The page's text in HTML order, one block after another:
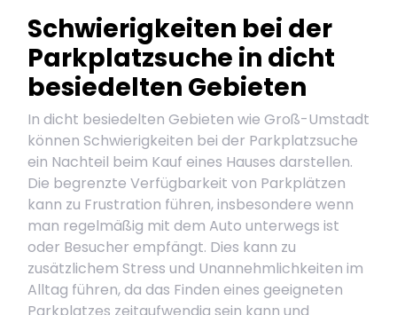
Schwierigkeiten bei der
Parkplatzsuche in dicht
besiedelten Gebieten
In dicht besiedelten Gebieten wie Groß-Umstadt
können Schwierigkeiten bei der Parkplatzsuche
ein Nachteil beim Kauf eines Hauses darstellen.
Die begrenzte Verfügbarkeit von Parkplätzen
kann zu Frustration führen, insbesondere wenn
man regelmäßig mit dem Auto unterwegs ist
oder Besucher empfängt. Dies kann zu
zusätzlichem Stress und Unannehmlichkeiten im
Alltag führen, da das Finden eines geeigneten